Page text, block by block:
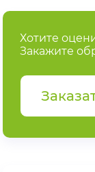
Хотите
Закажите